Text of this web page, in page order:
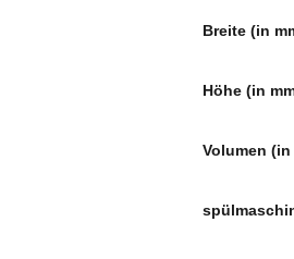
Breite (in
Höhe (in
Volumen (in